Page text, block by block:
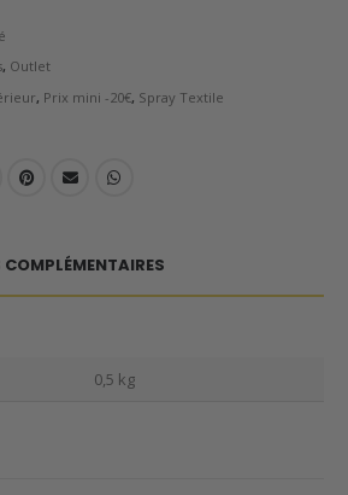
, Outlet
, Prix mini -20€, Spray Textile
0,5 kg